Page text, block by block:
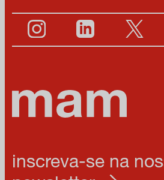
inscreva-se na